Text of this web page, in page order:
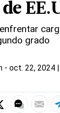
grado
- oct. 22, 2024 |